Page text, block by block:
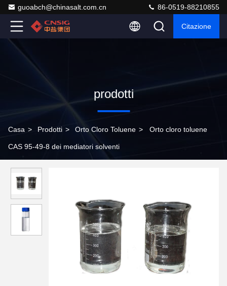
guoabch@chinasalt.com.cn 86-0519-88210855
Citazione
prodotti
Casa > Prodotti > Orto Cloro Toluene > Orto cloro toluene
CAS 95-49-8 dei mediatori solventi